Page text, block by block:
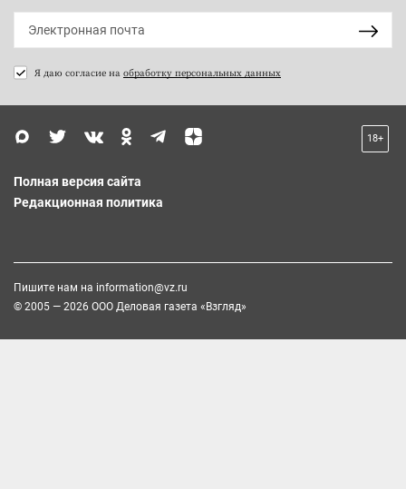
Я даю согласие на обработку персональных данных
18+
Полная версия сайта
Редакционная политика
Пишите нам на information@vz.ru
© 2005 — 2026 ООО Деловая газета «Взгляд»